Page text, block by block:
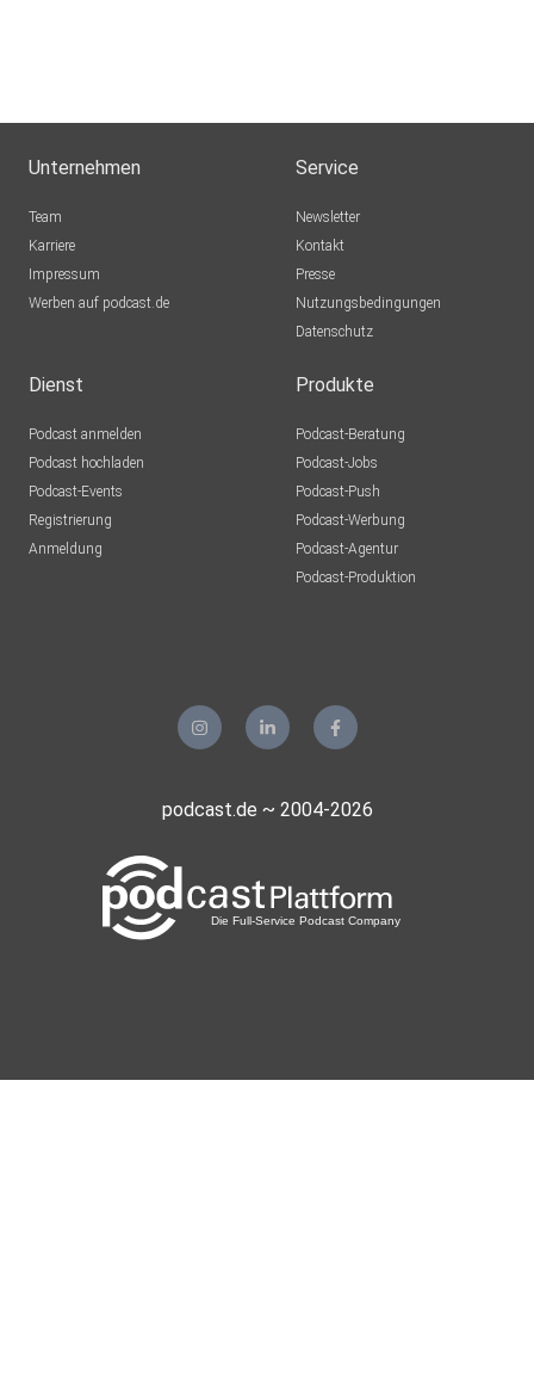
Unternehmen
Team
Karriere
Impressum
Werben auf podcast.de
Service
Newsletter
Kontakt
Presse
Nutzungsbedingungen
Datenschutz
Dienst
Podcast anmelden
Podcast hochladen
Podcast-Events
Registrierung
Anmeldung
Produkte
Podcast-Beratung
Podcast-Jobs
Podcast-Push
Podcast-Werbung
Podcast-Agentur
Podcast-Produktion
podcast.de ~ 2004-2026